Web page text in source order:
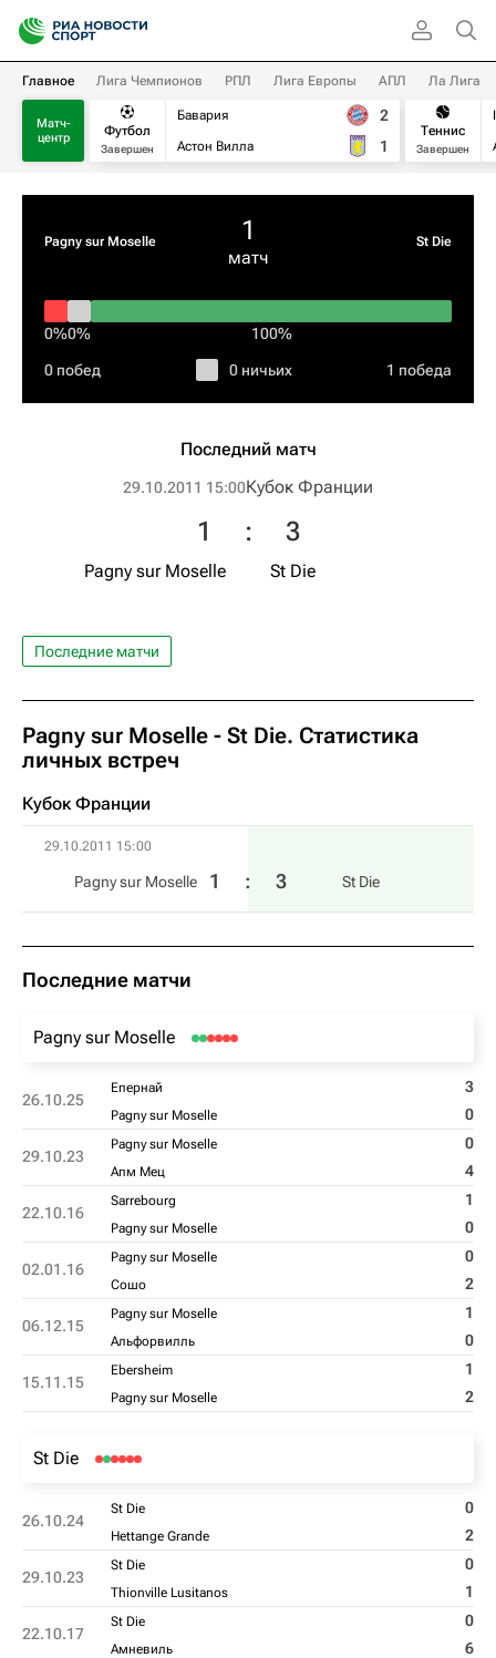
Главное Лига Чемпионов РПЛ Лига Европы АПЛ Ла Лига
Матч-
центр
Футбол
Завершен
Бавария
Астон Вилла
2
1
Теннис
Завершен
Pagny sur Moselle 1
матч
St Die
0%0% 100%
0 побед 0 ничьих 1 победа
Последний матч
29.10.2011 15:00Кубок Франции
Pagny sur Moselle
1 : 3
St Die
Последние матчи
Pagny sur Moselle - St Die. Статистика
личных встреч
Кубок Франции
29.10.2011 15:00
Pagny sur Moselle 1 : 3 St Die
Последние матчи
Pagny sur Moselle
26.10.25
Епернай 3
Pagny sur Moselle 0
29.10.23
Pagny sur Moselle 0
Апм Мец 4
22.10.16
Sarrebourg 1
Pagny sur Moselle 0
02.01.16
Pagny sur Moselle 0
Сошо 2
06.12.15
Pagny sur Moselle 1
Альфорвилль 0
15.11.15
Ebersheim 1
Pagny sur Moselle 2
St Die
26.10.24
St Die 0
Hettange Grande 2
29.10.23
St Die 0
Thionville Lusitanos 1
22.10.17
St Die 0
Амневиль 6